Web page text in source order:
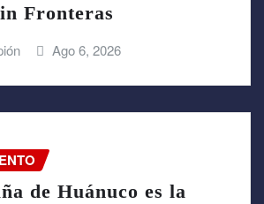
Fronteras
Ago 6, 2026
de Huánuco es la